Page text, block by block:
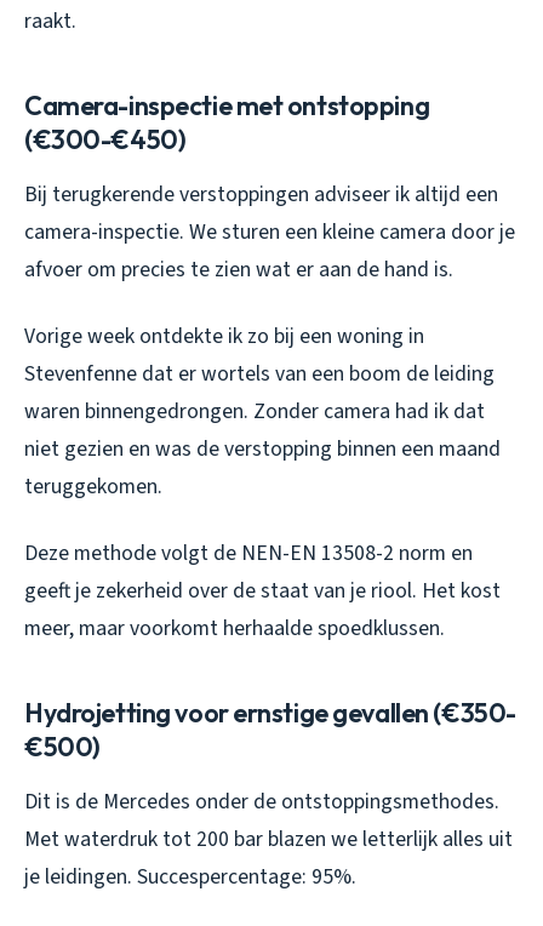
raakt.
Camera-inspectie met ontstopping
(€300-€450)
Bij terugkerende verstoppingen adviseer ik altijd een
camera-inspectie. We sturen een kleine camera door je
afvoer om precies te zien wat er aan de hand is.
Vorige week ontdekte ik zo bij een woning in
Stevenfenne dat er wortels van een boom de leiding
waren binnengedrongen. Zonder camera had ik dat
niet gezien en was de verstopping binnen een maand
teruggekomen.
Deze methode volgt de NEN-EN 13508-2 norm en
geeft je zekerheid over de staat van je riool. Het kost
meer, maar voorkomt herhaalde spoedklussen.
Hydrojetting voor ernstige gevallen (€350-
€500)
Dit is de Mercedes onder de ontstoppingsmethodes.
Met waterdruk tot 200 bar blazen we letterlijk alles uit
je leidingen. Succespercentage: 95%.